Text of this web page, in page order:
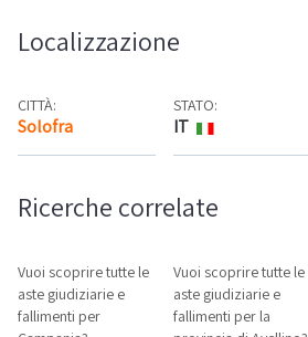
Localizzazione
CITTÀ:
Solofra Mappa
STATO:
IT
Ricerche correlate
Vuoi scoprire tutte le
aste giudiziarie e
fallimenti per
Vuoi scoprire tutte le
aste giudiziarie e
fallimenti per la